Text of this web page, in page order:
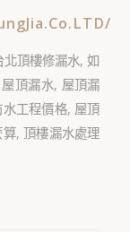
北頂樓修漏水,如
屋頂漏水, 屋頂漏
水工程價格, 屋頂
算,頂樓漏水處理